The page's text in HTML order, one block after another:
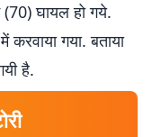
घायल हो गये.
करवाया गया. बताया
है.